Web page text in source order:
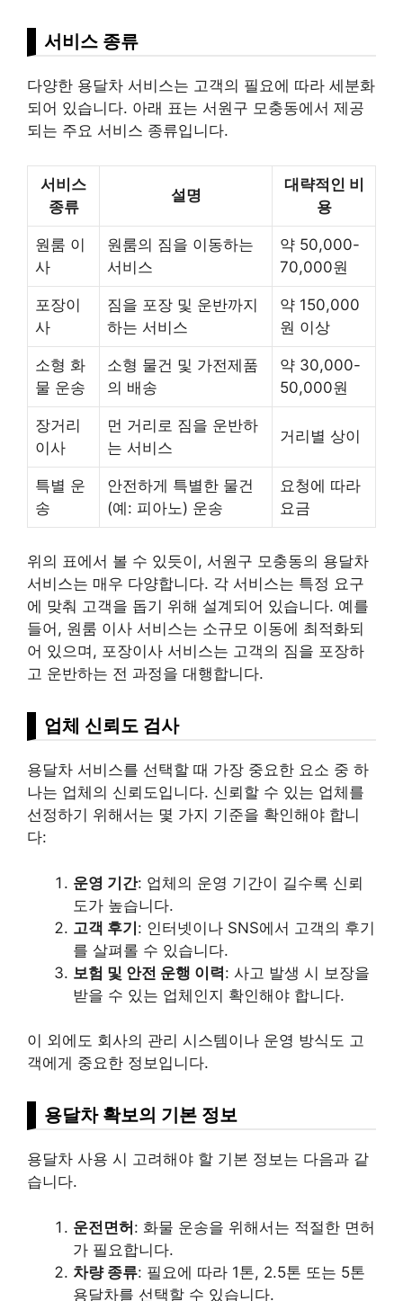
서비스 종류
다양한 용달차 서비스는 고객의 필요에 따라 세분화
되어 있습니다. 아래 표는 서원구 모충동에서 제공
되는 주요 서비스 종류입니다.
서비스
종류
설명
대략적인 비
용
원룸 이
사
원룸의 짐을 이동하는
서비스
약 50,000-
70,000원
포장이
사
짐을 포장 및 운반까지
하는 서비스
약 150,000
원 이상
소형 화
물 운송
소형 물건 및 가전제품
의 배송
약 30,000-
50,000원
장거리
이사
먼 거리로 짐을 운반하
는 서비스
거리별 상이
특별 운
송
안전하게 특별한 물건
(예: 피아노) 운송
요청에 따라
요금
위의 표에서 볼 수 있듯이, 서원구 모충동의 용달차
서비스는 매우 다양합니다. 각 서비스는 특정 요구
에 맞춰 고객을 돕기 위해 설계되어 있습니다. 예를
들어, 원룸 이사 서비스는 소규모 이동에 최적화되
어 있으며, 포장이사 서비스는 고객의 짐을 포장하
고 운반하는 전 과정을 대행합니다.
업체 신뢰도 검사
용달차 서비스를 선택할 때 가장 중요한 요소 중 하
나는 업체의 신뢰도입니다. 신뢰할 수 있는 업체를
선정하기 위해서는 몇 가지 기준을 확인해야 합니
다:
운영 기간: 업체의 운영 기간이 길수록 신뢰
도가 높습니다.
고객 후기: 인터넷이나 SNS에서 고객의 후기
를 살펴롤 수 있습니다.
보험 및 안전 운행 이력: 사고 발생 시 보장을
받을 수 있는 업체인지 확인해야 합니다.
이 외에도 회사의 관리 시스템이나 운영 방식도 고
객에게 중요한 정보입니다.
용달차 확보의 기본 정보
용달차 사용 시 고려해야 할 기본 정보는 다음과 같
습니다.
운전면허: 화물 운송을 위해서는 적절한 면허
가 필요합니다.
차량 종류: 필요에 따라 1톤, 2.5톤 또는 5톤
용달차를 선택할 수 있습니다.